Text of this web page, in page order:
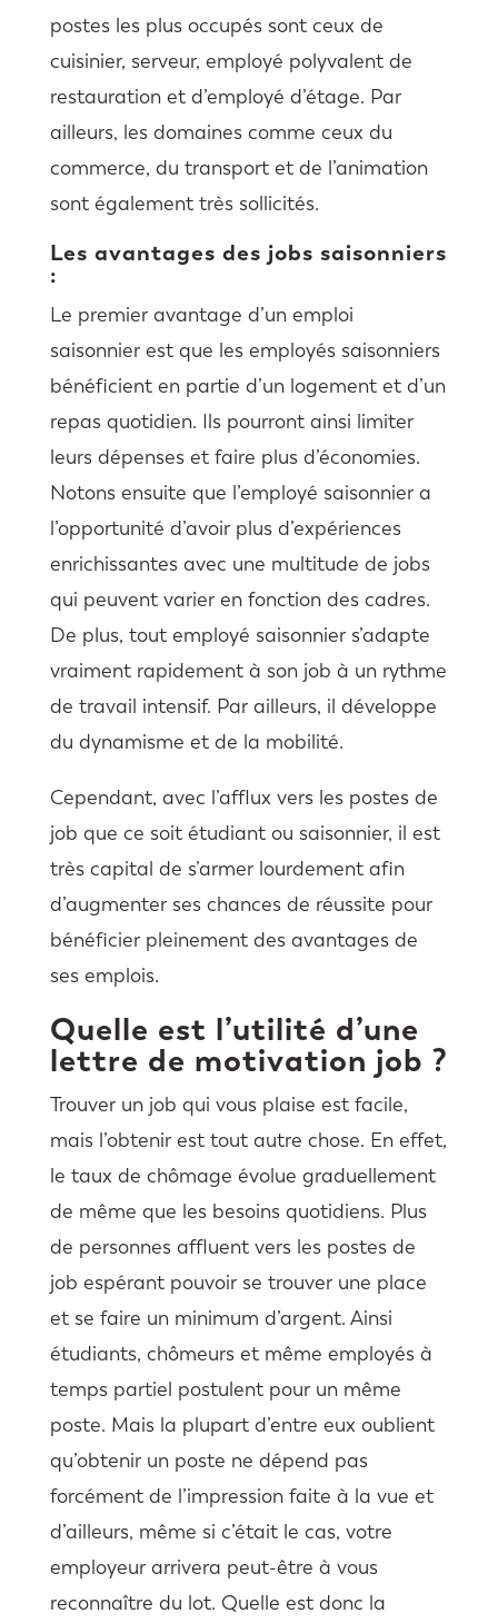
postes les plus occupés sont ceux de
cuisinier, serveur, employé polyvalent de
restauration et d’employé d’étage. Par
ailleurs, les domaines comme ceux du
commerce, du transport et de l’animation
sont également très sollicités.
Les avantages des jobs saisonniers
:
Le premier avantage d’un emploi
saisonnier est que les employés saisonniers
bénéficient en partie d’un logement et d’un
repas quotidien. Ils pourront ainsi limiter
leurs dépenses et faire plus d’économies.
Notons ensuite que l’employé saisonnier a
l’opportunité d’avoir plus d’expériences
enrichissantes avec une multitude de jobs
qui peuvent varier en fonction des cadres.
De plus, tout employé saisonnier s’adapte
vraiment rapidement à son job à un rythme
de travail intensif. Par ailleurs, il développe
du dynamisme et de la mobilité.
Cependant, avec l’afflux vers les postes de
job que ce soit étudiant ou saisonnier, il est
très capital de s’armer lourdement afin
d’augmenter ses chances de réussite pour
bénéficier pleinement des avantages de
ses emplois.
Quelle est l’utilité d’une
lettre de motivation job ?
Trouver un job qui vous plaise est facile,
mais l’obtenir est tout autre chose. En effet,
le taux de chômage évolue graduellement
de même que les besoins quotidiens. Plus
de personnes affluent vers les postes de
job espérant pouvoir se trouver une place
et se faire un minimum d’argent. Ainsi
étudiants, chômeurs et même employés à
temps partiel postulent pour un même
poste. Mais la plupart d’entre eux oublient
qu’obtenir un poste ne dépend pas
forcément de l’impression faite à la vue et
d’ailleurs, même si c’était le cas, votre
employeur arrivera peut-être à vous
reconnaître du lot. Quelle est donc la